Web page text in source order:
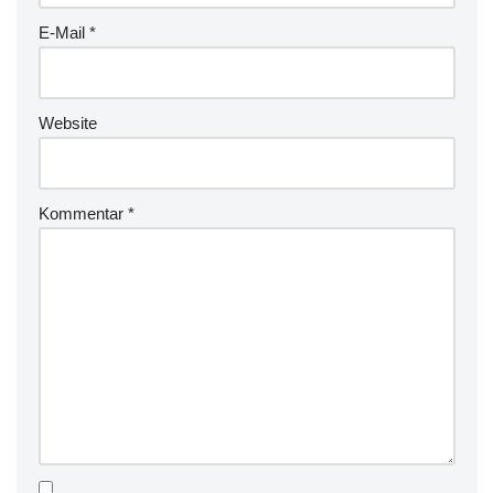
E-Mail *
Website
Kommentar *